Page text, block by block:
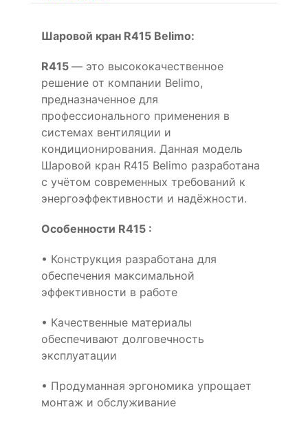
Шаровой кран R415 Belimo:
R415 — это высококачественное
решение от компании Belimo,
предназначенное для
профессионального применения в
системах вентиляции и
кондиционирования. Данная модель
Шаровой кран R415 Belimo разработана
с учётом современных требований к
энергоэффективности и надёжности.
Особенности R415 :
• Конструкция разработана для
обеспечения максимальной
эффективности в работе
• Качественные материалы
обеспечивают долговечность
эксплуатации
• Продуманная эргономика упрощает
монтаж и обслуживание